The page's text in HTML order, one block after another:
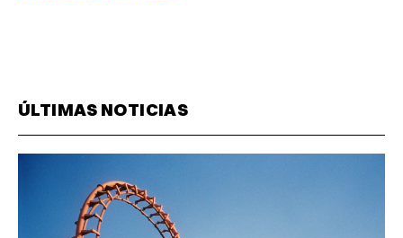
ÚLTIMAS NOTICIAS